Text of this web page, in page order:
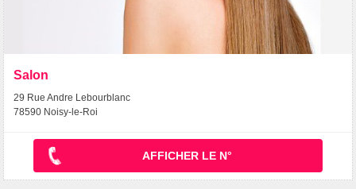
Salon
29 Rue Andre Lebourblanc
78590 Noisy-le-Roi
AFFICHER LE N°